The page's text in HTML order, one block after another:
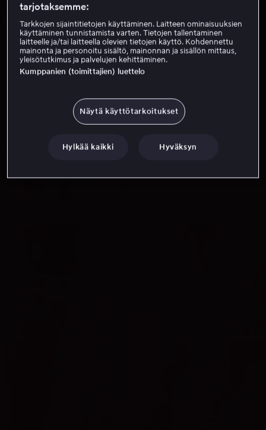
tarjotaksemme:
Tarkkojen sijaintitietojen käyttäminen. Laitteen ominaisuuksien
käyttäminen tunnistamista varten. Tietojen tallentaminen
laitteelle ja/tai laitteella olevien tietojen käyttö. Kohdennettu
mainonta ja personoitu sisältö, mainonnan ja sisällön mittaus,
yleisötutkimus ja palvelujen kehittäminen.
Kumppanien (toimittajien) luettelo
Näytä käyttötarkoitukset
Hylkää kaikki Hyväksyn